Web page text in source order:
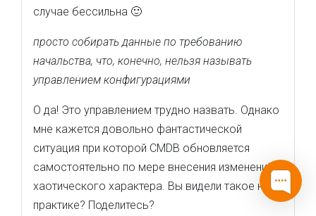
случае бессильна 🙂
просто собирать данные по требованию
начальства, что, конечно, нельзя называть
управлением конфигурациями
O да! Это управлением трудно назвать. Однако
мне кажется довольно фантастической
ситуация при которой CMDB обновляется
самостоятельно по мере внесения изменений
хаотического характера. Вы видели такое на
практике? Поделитесь?